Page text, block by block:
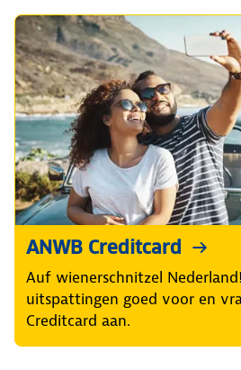
ANWB Creditcard
Auf wienerschnitzel
uitspattingen goed voor en
Creditcard aan.